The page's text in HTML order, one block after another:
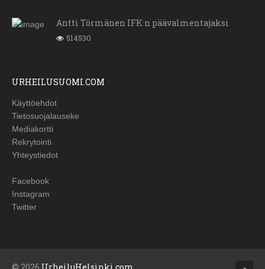
Antti Törmänen IFK:n päävalmentajaksi
514530
URHEILUSUOMI.COM
Käyttöehdot
Tietosuojalauseke
Mediakortti
Rekrytointi
Yhteystiedot
Facebook
Instagram
Twitter